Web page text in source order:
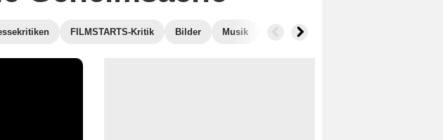
FILMSTARTS-Kritik Bilder Musik Einspielergebnis